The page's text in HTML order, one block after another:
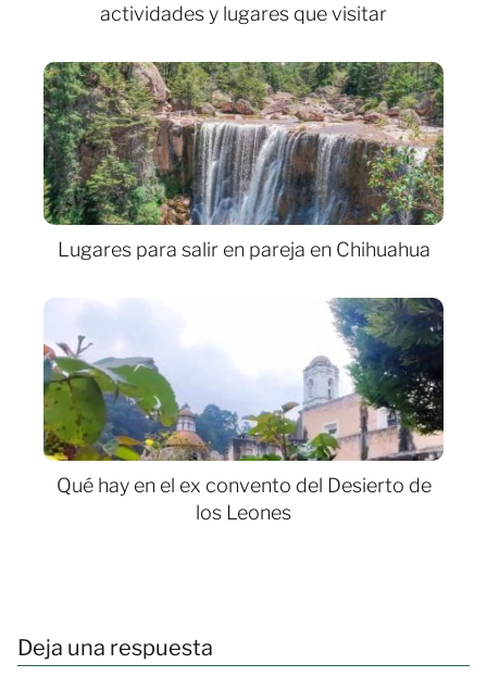
actividades y lugares que visitar
Lugares para salir en pareja en Chihuahua
Qué hay en el ex convento del Desierto de
los Leones
Deja una respuesta